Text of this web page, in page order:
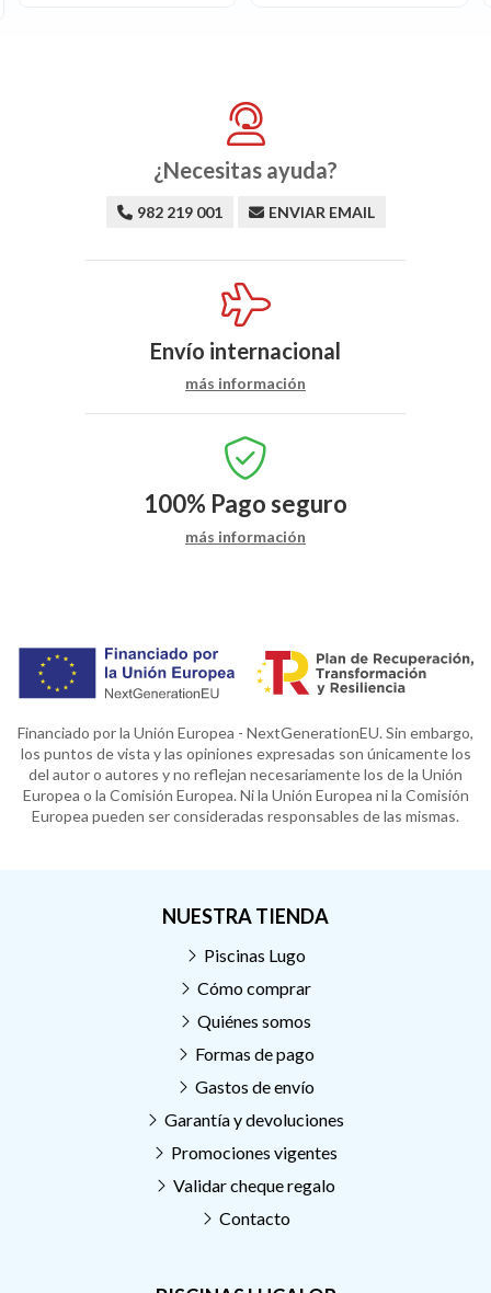
¿Necesitas ayuda?
982 219 001 ENVIAR EMAIL
Envío internacional
más información
100% Pago seguro
más información
Financiado por la Unión Europea - NextGenerationEU. Sin embargo,
los puntos de vista y las opiniones expresadas son únicamente los
del autor o autores y no reflejan necesariamente los de la Unión
Europea o la Comisión Europea. Ni la Unión Europea ni la Comisión
Europea pueden ser consideradas responsables de las mismas.
NUESTRA TIENDA
Piscinas Lugo
Cómo comprar
Quiénes somos
Formas de pago
Gastos de envío
Garantía y devoluciones
Promociones vigentes
Validar cheque regalo
Contacto